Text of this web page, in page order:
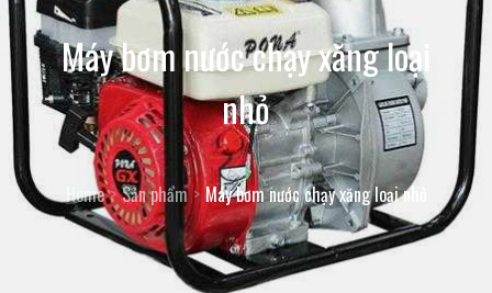
Máy bơm nước chạy xăng loại
nhỏ
Home Sản phẩm Máy bơm nước chạy xăng loại nhỏ